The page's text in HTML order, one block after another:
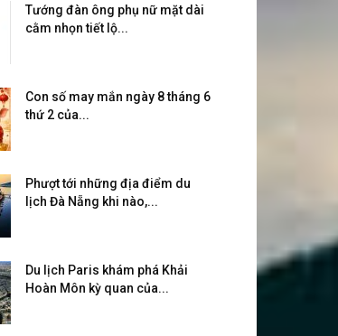
Tướng đàn ông phụ nữ mặt dài
cằm nhọn tiết lộ...
Con số may mắn ngày 8 tháng 6
thứ 2 của...
Phượt tới những địa điểm du
lịch Đà Nẵng khi nào,...
Du lịch Paris khám phá Khải
Hoàn Môn kỳ quan của...